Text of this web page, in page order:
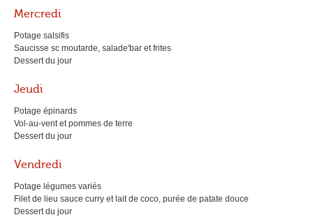
Mercredi
Potage salsifis
Saucisse sc moutarde, salade'bar et frites
Dessert du jour
Jeudi
Potage épinards
Vol-au-vent et pommes de terre
Dessert du jour
Vendredi
Potage légumes variés
Filet de lieu sauce curry et lait de coco, purée de patate douce
Dessert du jour